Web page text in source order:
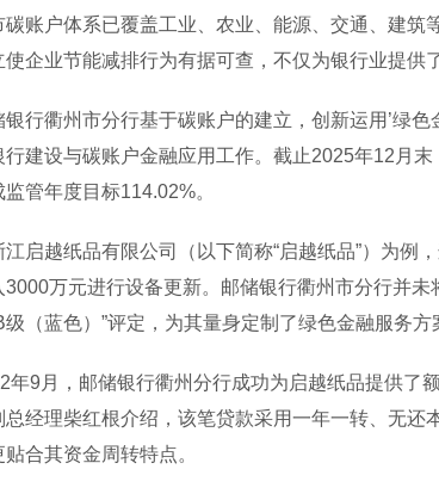
碳账户体系已覆盖工业、农业、能源、交通、建
使企业节能减排行为有据可查，不仅为银行业提供
衢州市分行基于碳账户的建立，创新运用’绿色
行建设与碳账户金融应用工作。截止2025年12月
管年度目标114.02%。
越纸品有限公司（以下简称“启越纸品”）为例，
3000万元进行设备更新。邮储银行衢州市分行并
级（蓝色）”评定，为其量身定制了绿色金融服务方
月，邮储银行衢州分行成功为启越纸品提供了额
总经理柴红根介绍，该笔贷款采用一年一转、无
合其资金周转特点。